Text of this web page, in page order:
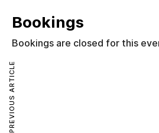
Bookings
Bookings are closed for this
PREVIOUS ARTICLE